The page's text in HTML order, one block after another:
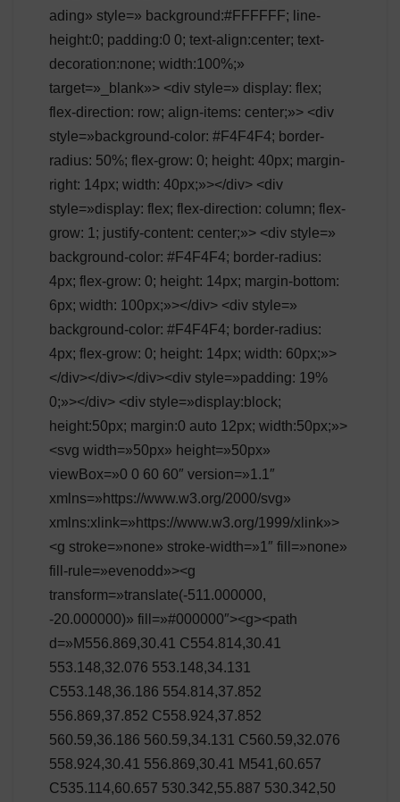
ading» style=» background:#FFFFFF; line-
height:0; padding:0 0; text-align:center; text-
decoration:none; width:100%;»
target=»_blank»> <div style=» display: flex;
flex-direction: row; align-items: center;»> <div
style=»background-color: #F4F4F4; border-
radius: 50%; flex-grow: 0; height: 40px; margin-
right: 14px; width: 40px;»></div> <div
style=»display: flex; flex-direction: column; flex-
grow: 1; justify-content: center;»> <div style=»
background-color: #F4F4F4; border-radius:
4px; flex-grow: 0; height: 14px; margin-bottom:
6px; width: 100px;»></div> <div style=»
background-color: #F4F4F4; border-radius:
4px; flex-grow: 0; height: 14px; width: 60px;»>
</div></div></div><div style=»padding: 19%
0;»></div> <div style=»display:block;
height:50px; margin:0 auto 12px; width:50px;»>
<svg width=»50px» height=»50px»
viewBox=»0 0 60 60″ version=»1.1″
xmlns=»https://www.w3.org/2000/svg»
xmlns:xlink=»https://www.w3.org/1999/xlink»>
<g stroke=»none» stroke-width=»1″ fill=»none»
fill-rule=»evenodd»><g
transform=»translate(-511.000000,
-20.000000)» fill=»#000000″><g><path
d=»M556.869,30.41 C554.814,30.41
553.148,32.076 553.148,34.131
C553.148,36.186 554.814,37.852
556.869,37.852 C558.924,37.852
560.59,36.186 560.59,34.131 C560.59,32.076
558.924,30.41 556.869,30.41 M541,60.657
C535.114,60.657 530.342,55.887 530.342,50